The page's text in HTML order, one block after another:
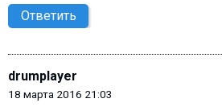
Ответить
drumplayer
18 марта 2016 21:03